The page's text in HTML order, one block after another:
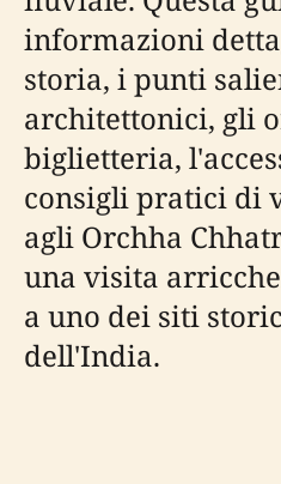
informazioni
storia, i punti
architettonici, gli
biglietteria,
consigli pratici di
agli Orchha
una visita
a uno dei siti
dell'India.